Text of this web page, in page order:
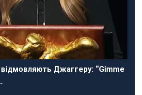
Джаггеру: “Gimme